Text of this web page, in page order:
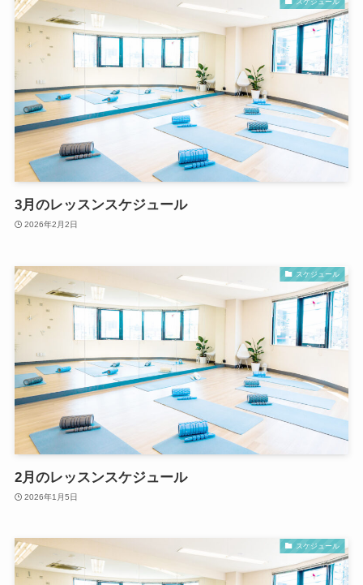
3月のレッスンスケジュール
2026年2月2日
スケジュール
2月のレッスンスケジュール
2026年1月5日
スケジュール